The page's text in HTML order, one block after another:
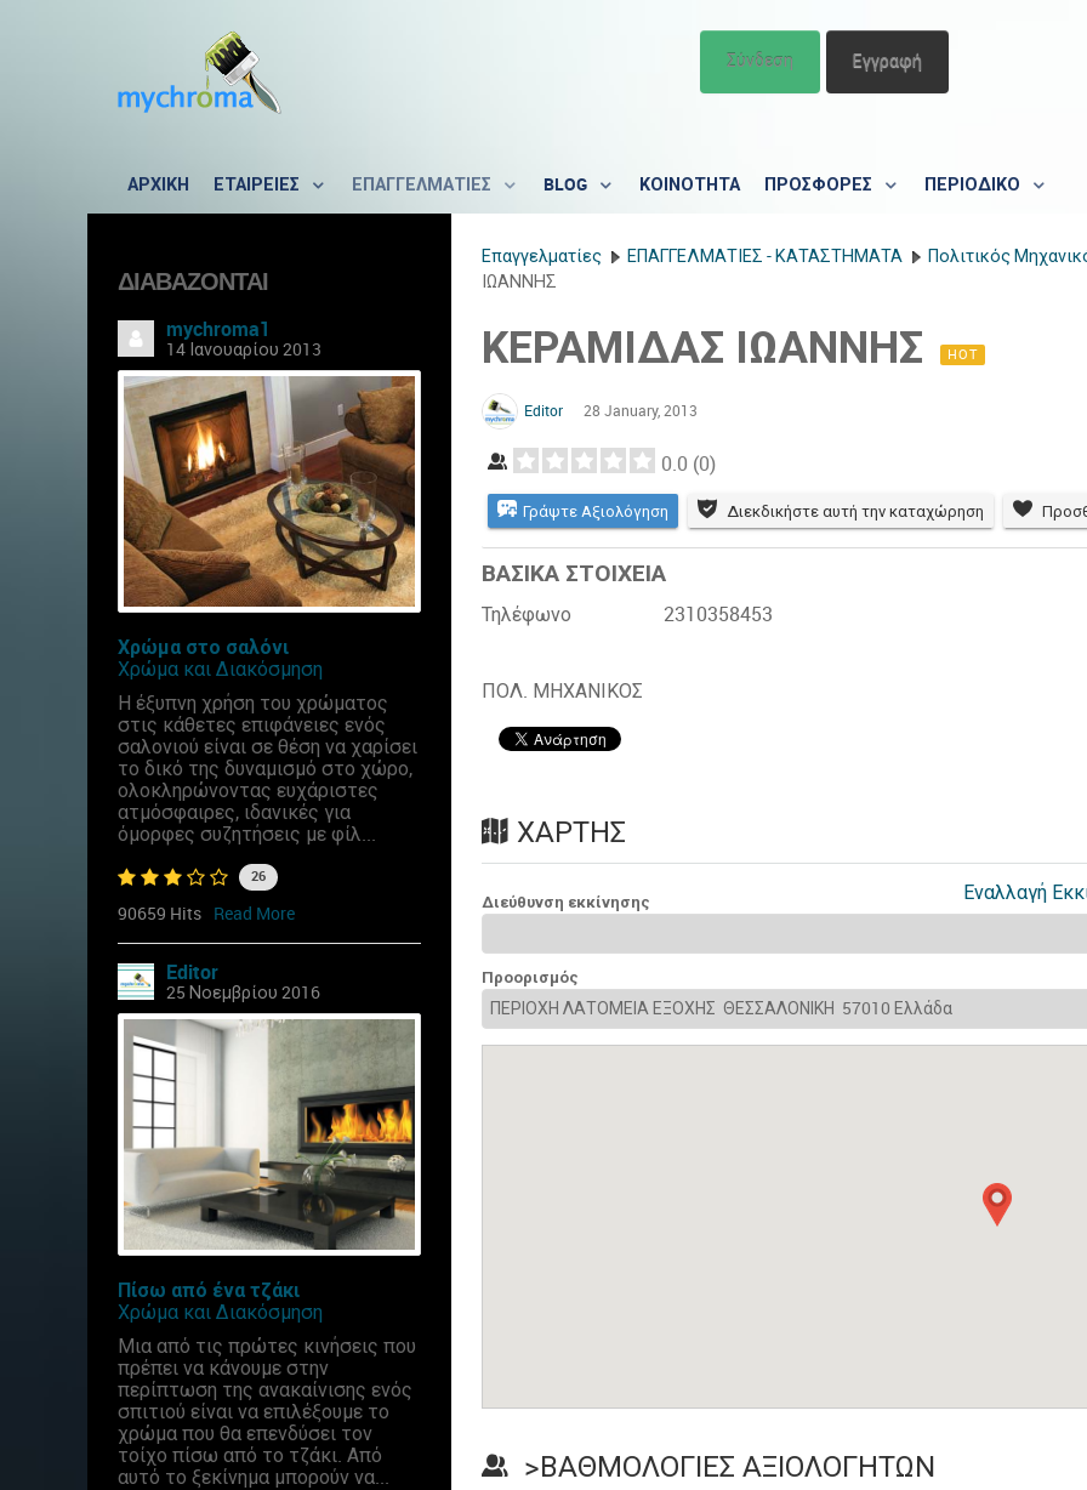
Σύνδεση Εγγραφή
ΑΡΧΙΚΗ ΕΤΑΙΡΕΙΕΣ ΕΠΑΓΓΕΛΜΑΤΙΕΣ BLOG ΚΟΙΝΟΤΗΤΑ ΠΡΟΣΦΟΡΕΣ ΠΕΡΙΟΔΙΚΟ
ΔΙΑΒΆΖΟΝΤΑΙ
mychroma1
14 Ιανουαρίου 2013
Χρώμα στο σαλόνι
Χρώμα και Διακόσμηση
Η έξυπνη χρήση του χρώματος
στις κάθετες επιφάνειες ενός
σαλονιού είναι σε θέση να χαρίσει
το δικό της δυναμισμό στο χώρο,
ολοκληρώνοντας ευχάριστες
ατμόσφαιρες, ιδανικές για
όμορφες συζητήσεις με φίλ...
26
90659 Hits Read More
Editor
25 Νοεμβρίου 2016
Πίσω από ένα τζάκι
Χρώμα και Διακόσμηση
Μια από τις πρώτες κινήσεις που
πρέπει να κάνουμε στην
περίπτωση της ανακαίνισης ενός
σπιτιού είναι να επιλέξουμε το
χρώμα που θα επενδύσει τον
τοίχο πίσω από το τζάκι. Από
αυτό το ξεκίνημα μπορούν να...
Επαγγελματίες ΕΠΑΓΓΕΛΜΑΤΙΕΣ - ΚΑΤΑΣΤΗΜΑΤΑ
Πολιτικός
ΙΩΑΝΝΗΣ
ΚΕΡΑΜΙΔΑΣ ΙΩΑΝΝΗΣ HOT
Editor 28 January, 2013
0.0 (0)
Γράψτε Αξιολόγηση Διεκδικήστε αυτή την καταχώρηση
ΒΑΣΙΚΑ ΣΤΟΙΧΕΙΑ
Τηλέφωνο 2310358453
ΠΟΛ. ΜΗΧΑΝΙΚΟΣ
ΧΆΡΤΗΣ
Εναλλαγή
Διεύθυνση εκκίνησης
Προορισμός
>ΒΑΘΜΟΛΟΓΊΕΣ ΑΞΙΟΛΟΓΗΤΏΝ